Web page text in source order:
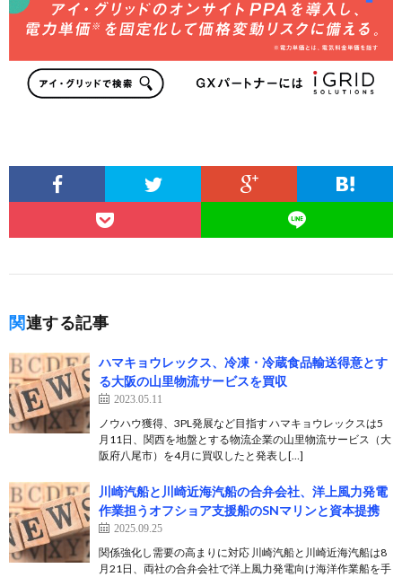
関連する記事
ハマキョウレックス、冷凍・冷蔵食品輸送得意とす
る大阪の山里物流サービスを買収
2023.05.11
ノウハウ獲得、3PL発展など目指す ハマキョウレックスは5
月11日、関西を地盤とする物流企業の山里物流サービス（大
阪府八尾市）を4月に買収したと発表し[…]
川崎汽船と川崎近海汽船の合弁会社、洋上風力発電
作業担うオフショア支援船のSNマリンと資本提携
2025.09.25
関係強化し需要の高まりに対応 川崎汽船と川崎近海汽船は8
月21日、両社の合弁会社で洋上風力発電向け海洋作業船を手